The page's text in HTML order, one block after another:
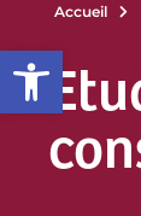
Ouvrir la barre
Accueil